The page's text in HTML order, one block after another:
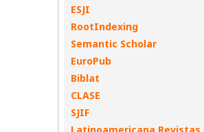
ESJI
RootIndexing
Semantic Scholar
EuroPub
Biblat
CLASE
SJIF